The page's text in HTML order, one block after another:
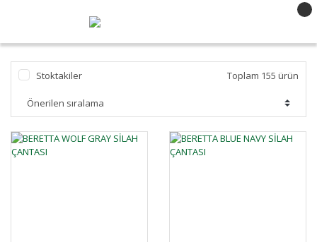
Stoktakiler Toplam 155 ürün